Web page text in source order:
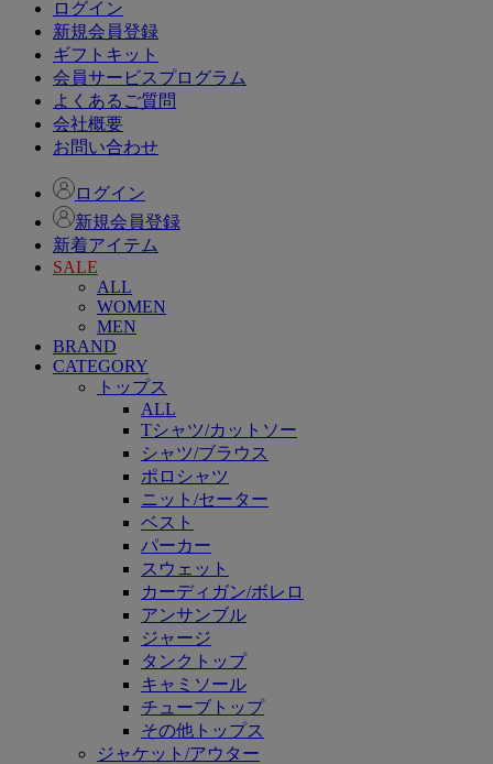
ログイン
新規会員登録
ギフトキット
会員サービスプログラム
よくあるご質問
会社概要
お問い合わせ
ログイン
新規会員登録
新着アイテム
SALE
ALL
WOMEN
MEN
BRAND
CATEGORY
トップス
ALL
Tシャツ/カットソー
シャツ/ブラウス
ポロシャツ
ニット/セーター
ベスト
パーカー
スウェット
カーディガン/ボレロ
アンサンブル
ジャージ
タンクトップ
キャミソール
チューブトップ
その他トップス
ジャケット/アウター